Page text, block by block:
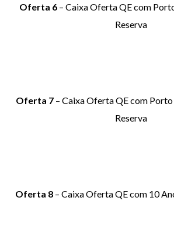
Oferta 6 – Caixa Oferta QE com
Reserva
Oferta 7– Caixa Oferta QE com
Reserva
Oferta 8– Caixa Oferta QE com 10